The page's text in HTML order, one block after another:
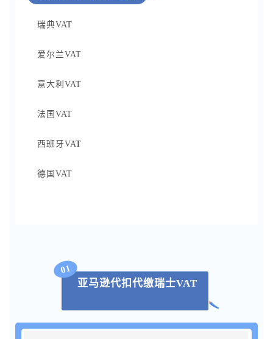
瑞典VAT
爱尔兰VAT
意大利VAT
法国VAT
西班牙VAT
德国VAT
01
亚马逊代扣代缴瑞士VAT